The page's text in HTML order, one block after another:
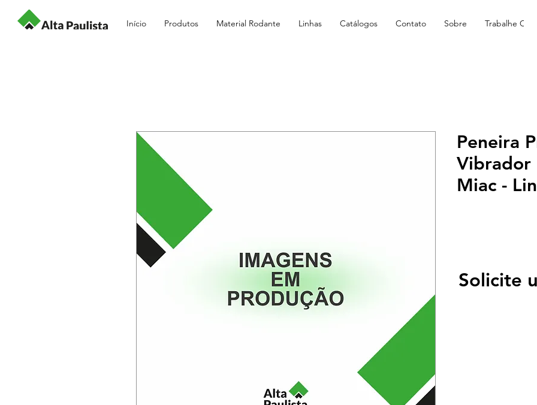
Início Produtos Material Rodante Linhas Catálogos Contato Sobre Trabalhe
Peneira
Vibrador
Miac -
Solicite